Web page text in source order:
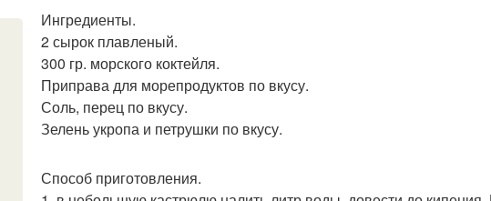
Ингредиенты.
2 сырок плавленый.
300 гр. морского коктейля.
Приправа для морепродуктов по вкусу.
Соль, перец по вкусу.
Зелень укропа и петрушки по вкусу.
Способ приготовления.